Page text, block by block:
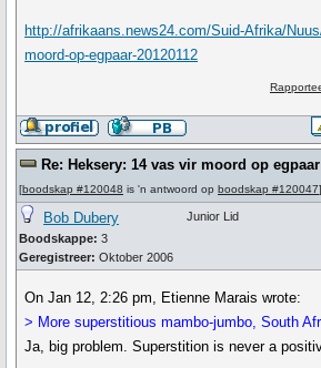
http://afrikaans.news24.com/Suid-Afrika/
moord-op-egpaar-20120112
Re: Heksery: 14 vas vir moord op egpaar
[boodskap #120048 is 'n antwoord op boodskap #120047]
Bob Dubery
Boodskappe: 3
Geregistreer: Oktober 2006
Junior Lid
On Jan 12, 2:26 pm, Etienne Marais wrote:
> More superstitious mambo-jumbo, South
Ja, big problem. Superstition is never a